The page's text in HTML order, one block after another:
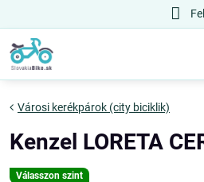
Válasszon szint
Városi kerékpárok (city biciklik)
Kenzel LORETA